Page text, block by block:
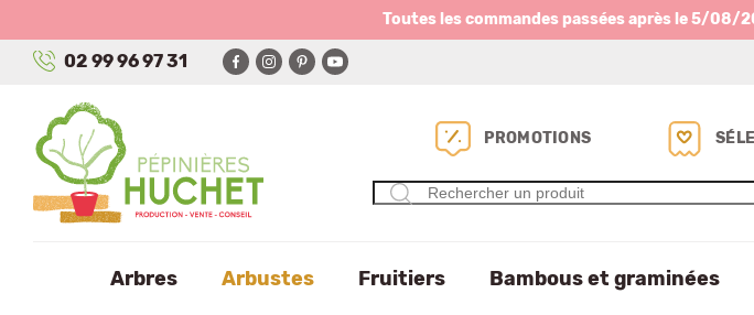
Toutes les commandes passées après le 5/08/
02 99 96 97 31
PROMOTIONS
Arbres Arbustes Fruitiers Bambous et graminées